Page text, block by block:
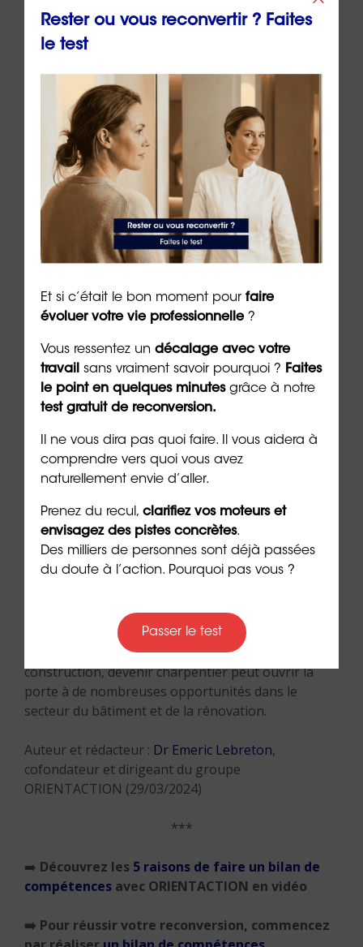
🌳🌳
Plus il y a
le métier a un
sur
l’environnement
*Plus il y a de symboles et plus cette caractéristique est élevée.
Se reconvertir en
Charpentier
Une reconversion vers le métier de charpentier est
tout à fait possible pour ceux qui sont attirés par le
travail manuel et la construction.
Un
compétences
comme Orientaction , peut aider à évaluer les
aptitudes et à identifier les formations
complémentaires nécessaires.
Orientactionoffre un premier rendez-vous gratuit
et sans engagement, fournissant des conseils
personnalisés pour faciliter cette transition.Le
métier de charpentier offre une carrière gratifiante
voir le résultat tangible de leur travail.
Avec les bonnes formations et une passion pour la
construction, devenir charpentier peut ouvrir la
porte à de nombreuses opportunités dans le
secteur du bâtiment et de la rénovation.
Auteur et rédacteur : Dr Emeric Lebreton,
cofondateur et dirigeant du groupe
ORIENTACTION (29/03/2024)
***
➡️ Découvrez les 5 raisons de faire un bilan de
compétences avec ORIENTACTION en vidéo
➡️ Pour réussir votre reconversion, commencez
Rester ou vous reconvertir ? Faites
le test
Et si c’était le bon moment pour faire
évoluer votre vie professionnelle?
Vous ressentez un décalage avec votre
travail sans vraiment savoir pourquoi ? Faites
le point en quelques minutesgrâce à notre
test gratuit de reconversion.
Il ne vous dira pas quoi faire. Il vous aidera à
comprendre vers quoi vous avez
naturellement envie d’aller.
Prenez du recul, clarifiez vos moteurs et
envisagez des pistes concrètes.
Des milliers de personnes sont déjà passées
du doute à l’action. Pourquoi pas vous ?
Passer le test